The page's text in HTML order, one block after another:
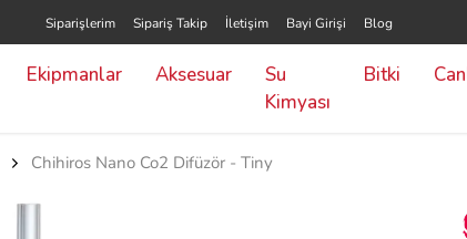
Siparişlerim Sipariş Takip İletişim Bayi Girişi Blog
Ekipmanlar Aksesuar
Su
Kimyası
Bitki
Chihiros Nano Co2 Difüzör - Tiny